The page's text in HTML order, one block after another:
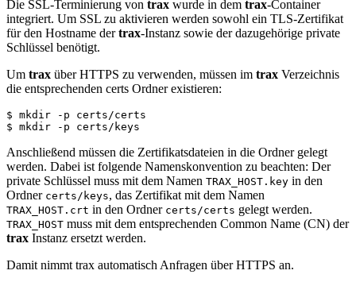
Die SSL-Terminierung von trax wurde in dem trax-Container
integriert. Um SSL zu aktivieren werden sowohl ein TLS-Zertifikat
für den Hostname dertrax-Instanz sowie der dazugehörige private
Schlüssel benötigt.
Um trax über HTTPS zu verwenden, müssen im trax Verzeichnis
die entsprechenden certs Ordner existieren:
$ mkdir -p certs/certs
$ mkdir -p certs/keys
Anschließend müssen die Zertifikatsdateien in die Ordner gelegt
werden. Dabei ist folgende Namenskonvention zu beachten: Der
private Schlüssel muss mit dem Namen TRAX_HOST.key in den
Ordner certs/keys, das Zertifikat mit dem Namen
TRAX_HOST.crt in den Ordner certs/certs gelegt werden.
TRAX_HOST muss mit dem entsprechenden Common Name (CN) der
trax Instanz ersetzt werden.
Damit nimmt trax automatisch Anfragen über HTTPS an.